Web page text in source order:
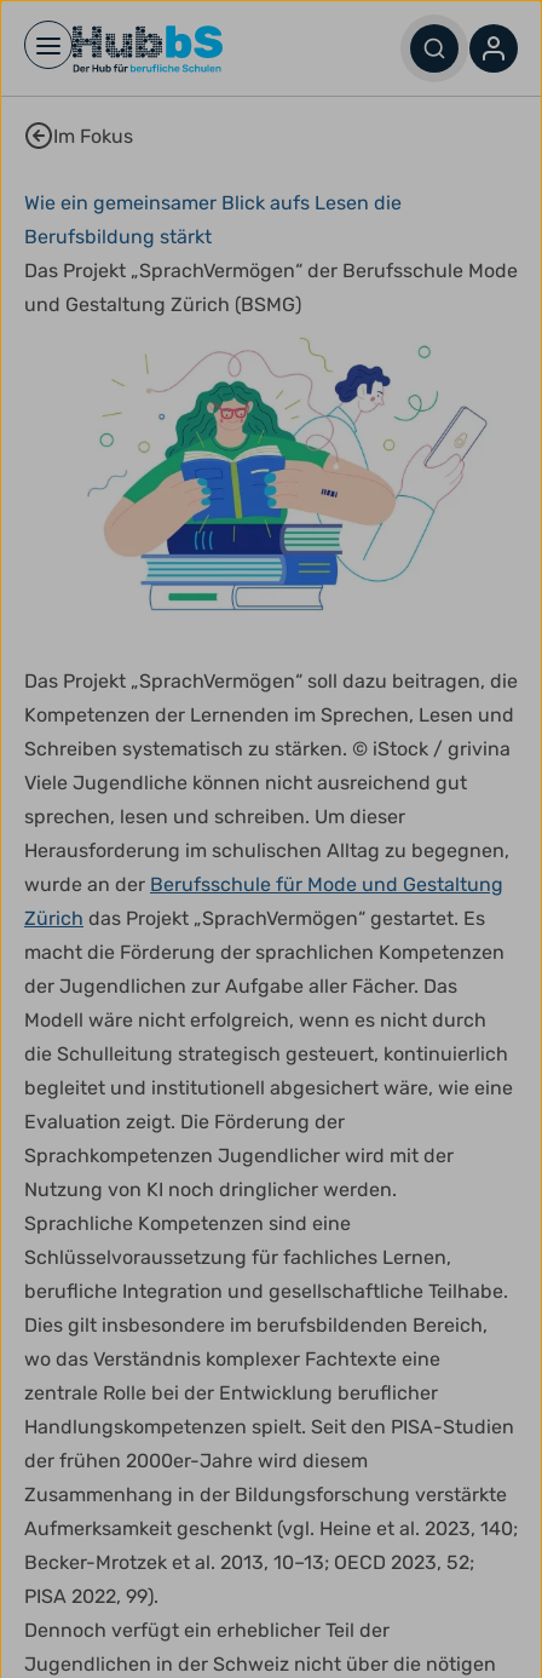
Open main menu
Im Fokus
Wie ein gemeinsamer Blick aufs Lesen die
Berufsbildung stärkt
Das Projekt „SprachVermögen“ der Berufsschule Mode
und Gestaltung Zürich (BSMG)
Das Projekt „SprachVermögen“ soll dazu beitragen, die
Kompetenzen der Lernenden im Sprechen, Lesen und
Schreiben systematisch zu stärken. © iStock / grivina
Viele Jugendliche können nicht ausreichend gut
sprechen, lesen und schreiben. Um dieser
Herausforderung im schulischen Alltag zu begegnen,
wurde an der Berufsschule für Mode und Gestaltung
Zürich das Projekt „SprachVermögen“ gestartet. Es
macht die Förderung der sprachlichen Kompetenzen
der Jugendlichen zur Aufgabe aller Fächer. Das
Modell wäre nicht erfolgreich, wenn es nicht durch
die Schulleitung strategisch gesteuert, kontinuierlich
begleitet und institutionell abgesichert wäre, wie eine
Evaluation zeigt. Die Förderung der
Sprachkompetenzen Jugendlicher wird mit der
Nutzung von KI noch dringlicher werden.
Sprachliche Kompetenzen sind eine
Schlüsselvoraussetzung für fachliches Lernen,
berufliche Integration und gesellschaftliche Teilhabe.
Dies gilt insbesondere im berufsbildenden Bereich,
wo das Verständnis komplexer Fachtexte eine
zentrale Rolle bei der Entwicklung beruflicher
Handlungskompetenzen spielt. Seit den PISA-Studien
der frühen 2000er-Jahre wird diesem
Zusammenhang in der Bildungsforschung verstärkte
Aufmerksamkeit geschenkt (vgl. Heine et al. 2023, 140;
Becker-Mrotzek et al. 2013, 10–13; OECD 2023, 52;
PISA 2022, 99).
Dennoch verfügt ein erheblicher Teil der
Jugendlichen in der Schweiz nicht über die nötigen